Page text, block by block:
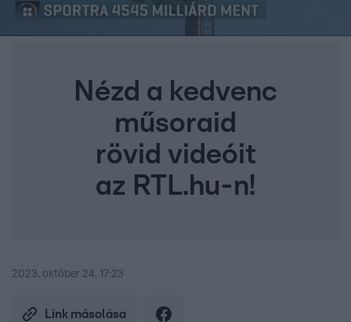
Nézd a kedvenc
műsoraid
rövid videóit
az RTL.hu-n!
2023. október 24. 17:23
Link másolása